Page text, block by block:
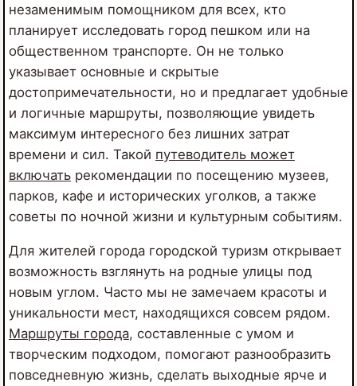
незаменимым помощником для всех, кто
планирует исследовать город пешком или на
общественном транспорте. Он не только
указывает основные и скрытые
достопримечательности, но и предлагает удобные
и логичные маршруты, позволяющие увидеть
максимум интересного без лишних затрат
времени и сил. Такой путеводитель может
включатьрекомендации по посещению музеев,
парков, кафе и исторических уголков, а также
советы по ночной жизни и культурным событиям.
Для жителей города городской туризм открывает
возможность взглянуть на родные улицы под
новым углом. Часто мы не замечаем красоты и
уникальности мест, находящихся совсем рядом.
Маршруты города, составленные с умом и
творческим подходом, помогают разнообразить
повседневную жизнь, сделать выходные ярче и